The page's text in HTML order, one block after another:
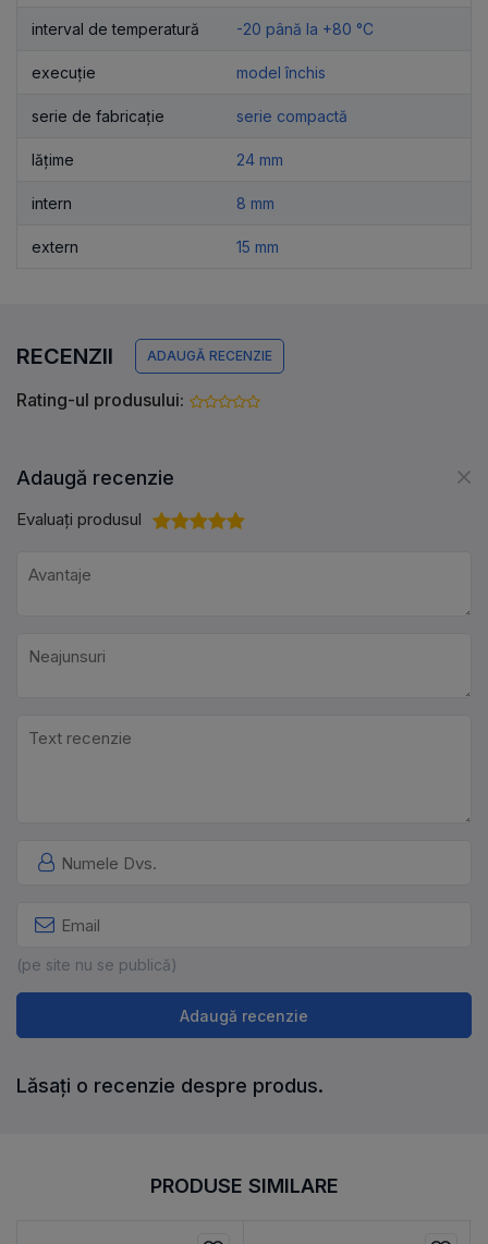
interval de temperatură -20 până la +80 °C
execuție model închis
serie de fabricație serie compactă
lățime 24 mm
intern 8 mm
extern 15 mm
RECENZII ADAUGĂ RECENZIE
Rating-ul produsului:
Adaugă recenzie
Evaluați produsul
(pe site nu se publică)
Adaugă recenzie
Lăsați o recenzie despre produs.
PRODUSE SIMILARE